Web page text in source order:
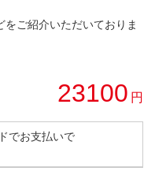
ご紹介いただいておりま
23100 円
でお支払いで